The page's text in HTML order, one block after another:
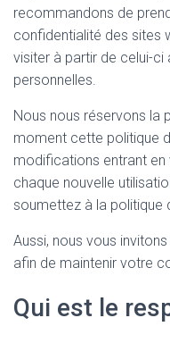
recommandons de
confidentialité des sites
visiter à partir de celui-
personnelles.
Nous nous réservons la
moment cette politique
modifications entrant en
chaque nouvelle
soumettez à la politique
Aussi, nous vous
afin de maintenir votre
Qui est le